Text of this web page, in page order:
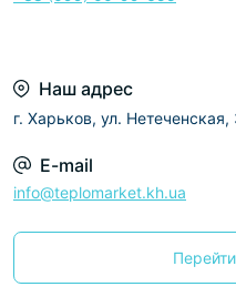
Наш адрес
г. Харьков, ул. Нетеченская,
E-mail
info@teplomarket.kh.ua